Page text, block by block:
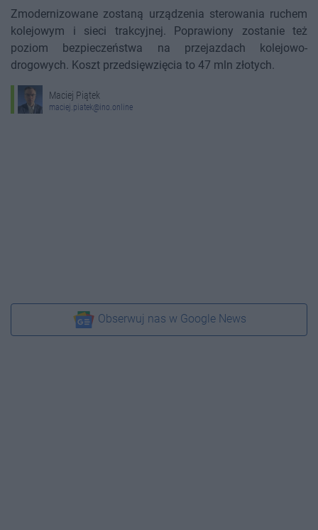
Zmodernizowane zostaną urządzenia sterowania ruchem
kolejowym i sieci trakcyjnej. Poprawiony zostanie też
poziom bezpieczeństwa na przejazdach kolejowo-
drogowych. Koszt przedsięwzięcia to 47 mln złotych.
Maciej Piątek
maciej.piatek@ino.online
Obserwuj nas w Google News